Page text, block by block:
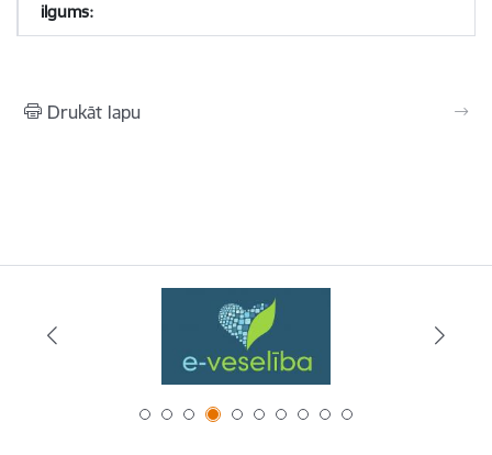
Drukāt lapu